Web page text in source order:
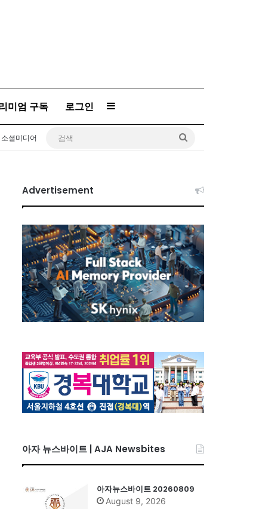
미엄 구독 로그인 Sidebar
소셜미디어
Advertisement
아자 뉴스바이트 | AJA Newsbites
아자뉴스바이트 20260809
August 9, 2026